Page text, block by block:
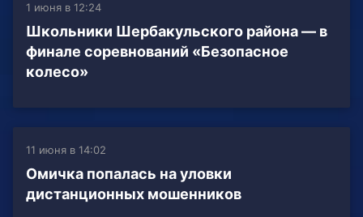
1 июня в 12:24
Школьники Шербакульского района — в
финале соревнований «Безопасное
колесо»
11 июня в 14:02
Омичка попалась на уловки
дистанционных мошенников